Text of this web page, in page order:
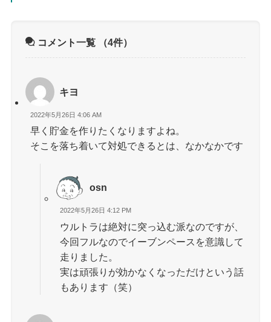
コメント一覧 （4件）
キヨ
2022年5月26日 4:06 AM
早く貯金を作りたくなりますよね。
そこを落ち着いて対処できるとは、なかなかです
osn
2022年5月26日 4:12 PM
ウルトラは絶対に突っ込む派なのですが、
今回フルなのでイーブンペースを意識して
走りました。
実は頑張りが効かなくなっただけという話
もあります（笑）